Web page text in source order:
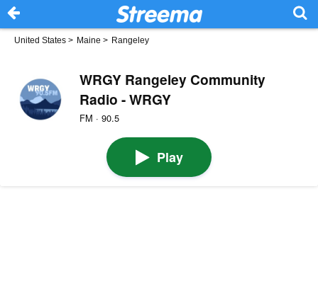
United States > Maine > Rangeley
WRGY Rangeley Community
Radio - WRGY
FM · 90.5
Play